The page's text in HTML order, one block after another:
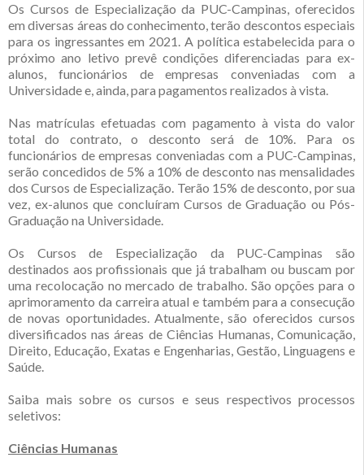
Os Cursos de Especialização da PUC-Campinas, oferecidos
em diversas áreas do conhecimento, terão descontos especiais
para os ingressantes em 2021. A política estabelecida para o
próximo ano letivo prevê condições diferenciadas para ex-
alunos, funcionários de empresas conveniadas com a
Universidade e, ainda, para pagamentos realizados à vista.
Nas matrículas efetuadas com pagamento à vista do valor
total do contrato, o desconto será de 10%. Para os
funcionários de empresas conveniadas com a PUC-Campinas,
serão concedidos de 5% a 10% de desconto nas mensalidades
dos Cursos de Especialização. Terão 15% de desconto, por sua
vez, ex-alunos que concluíram Cursos de Graduação ou Pós-
Graduação na Universidade.
Os Cursos de Especialização da PUC-Campinas são
destinados aos profissionais que já trabalham ou buscam por
uma recolocação no mercado de trabalho. São opções para o
aprimoramento da carreira atual e também para a consecução
de novas oportunidades. Atualmente, são oferecidos cursos
diversificados nas áreas de Ciências Humanas, Comunicação,
Direito, Educação, Exatas e Engenharias, Gestão, Linguagens e
Saúde.
Saiba mais sobre os cursos e seus respectivos processos
seletivos:
Ciências Humanas